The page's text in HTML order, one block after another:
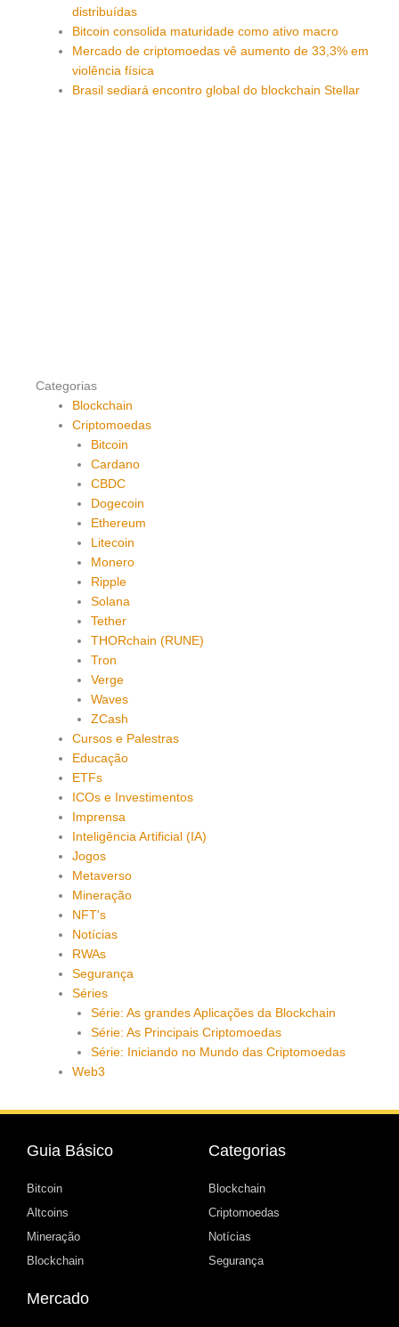
distribuídas
Bitcoin consolida maturidade como ativo macro
Mercado de criptomoedas vê aumento de 33,3% em
violência física
Brasil sediará encontro global do blockchain Stellar
Categorias
Blockchain
Criptomoedas
Bitcoin
Cardano
CBDC
Dogecoin
Ethereum
Litecoin
Monero
Ripple
Solana
Tether
THORchain (RUNE)
Tron
Verge
Waves
ZCash
Cursos e Palestras
Educação
ETFs
ICOs e Investimentos
Imprensa
Inteligência Artificial (IA)
Jogos
Metaverso
Mineração
NFT's
Notícias
RWAs
Segurança
Séries
Série: As grandes Aplicações da Blockchain
Série: As Principais Criptomoedas
Série: Iniciando no Mundo das Criptomoedas
Web3
Guia Básico
Bitcoin
Altcoins
Mineração
Blockchain
Categorias
Blockchain
Criptomoedas
Notícias
Segurança
Mercado